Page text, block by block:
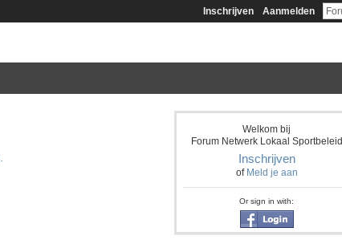
Inschrijven Aanmelden
Welkom bij
Forum Netwerk Lokaal Sportbeleid
Inschrijven
of Meld je aan
Or sign in with: